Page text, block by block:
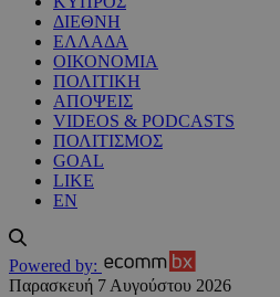
ΔΙΕΘΝΗ
ΕΛΛΑΔΑ
ΟΙΚΟΝΟΜΙΑ
ΠΟΛΙΤΙΚΗ
ΑΠΟΨΕΙΣ
VIDEOS & PODCASTS
ΠΟΛΙΤΙΣΜΟΣ
GOAL
LIKE
EN
Powered by:
Παρασκευή 7 Αυγούστου 2026